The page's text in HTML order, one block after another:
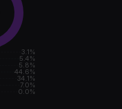
3.1%
5.4%
5.8%
44.6%
34.1%
7.0%
0.0%